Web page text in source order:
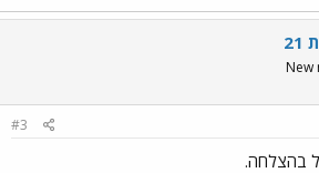
New
#3
בהצלחה.